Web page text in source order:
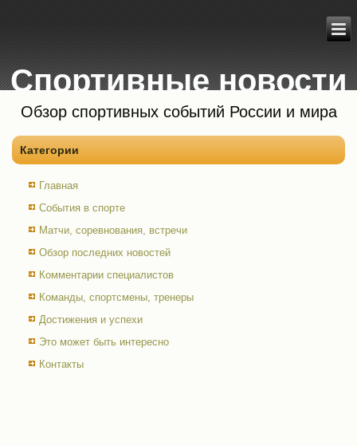
Спортивные новости
Обзор спортивных событий России и мира
Категории
Главная
События в спорте
Матчи, соревнования, встречи
Обзор последних новостей
Комментарии специалистов
Команды, спортсмены, тренеры
Достижения и успехи
Это может быть интересно
Контакты